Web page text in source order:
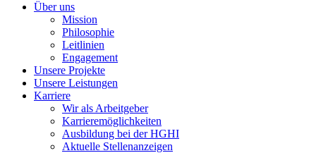
Über uns
Mission
Philosophie
Leitlinien
Engagement
Unsere Projekte
Unsere Leistungen
Karriere
Wir als Arbeitgeber
Karrieremöglichkeiten
Ausbildung bei der HGHI
Aktuelle Stellenanzeigen